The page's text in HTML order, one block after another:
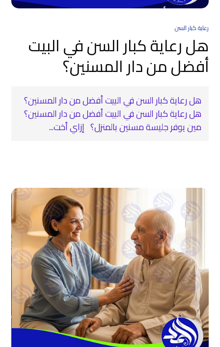
رعاية كبار السن
هل رعاية كبار السن في البيت
أفضل من دار المسنين؟
هل رعاية كبار السن في البيت أفضل من دار المسنين؟
هل رعاية كبار السن في البيت أفضل من دار المسنين؟
مين يوفر جليسة مسنين بالمنزل؟ إزاي أخت...